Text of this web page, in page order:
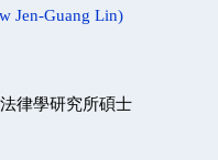
Jen-Guang Lin)
律學研究所碩士